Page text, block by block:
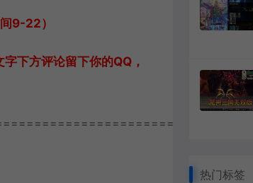
9-22）
下方评论留下你的QQ，
热门标签